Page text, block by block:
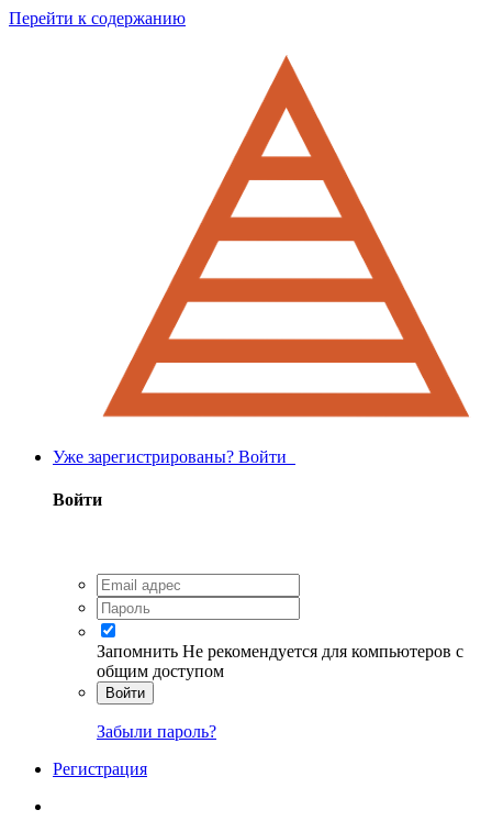
Перейти к содержанию
Уже зарегистрированы? Войти
Войти
Запомнить Не рекомендуется для компьютеров с
общим доступом
Войти
Забыли пароль?
Регистрация